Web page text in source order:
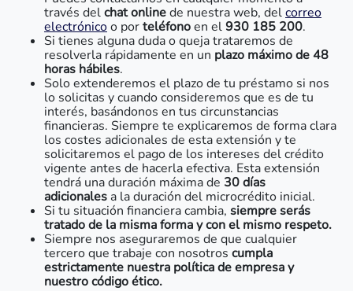
través delchat onlinede nuestra web, delcorreo
electrónicoo porteléfonoen el930 185 200.
Si tienes alguna duda o queja trataremos de
resolverla rápidamente en un plazo máximo de 48
horas hábiles.
Solo extenderemos el plazo de tu préstamo si nos
lo solicitas y cuando consideremos que es de tu
interés, basándonos en tus circunstancias
financieras. Siempre te explicaremos de forma clara
los costes adicionales de esta extensión y te
solicitaremos el pago de los intereses del crédito
vigente antes de hacerla efectiva. Esta extensión
tendrá una duración máxima de 30 días
adicionales a la duración del microcrédito inicial.
Si tu situación financiera cambia, siempre serás
tratado de la misma forma y con el mismo respeto.
Siempre nos aseguraremos de que cualquier
tercero que trabaje con nosotros cumpla
estrictamente nuestra política de empresa y
nuestro código ético.